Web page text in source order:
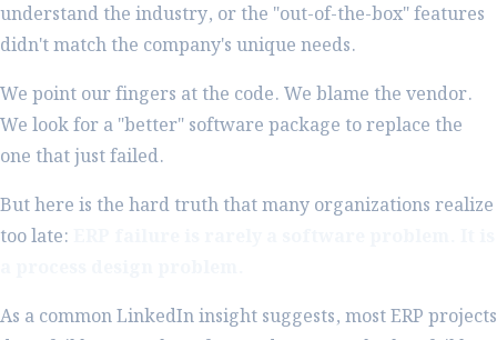
understand the industry, or the "out-of-the-box" features
didn't match the company's unique needs.
We point our fingers at the code. We blame the vendor.
We look for a "better" software package to replace the
one that just failed.
But here is the hard truth that many organizations realize
too late:
As a common LinkedIn insight suggests, most ERP projects